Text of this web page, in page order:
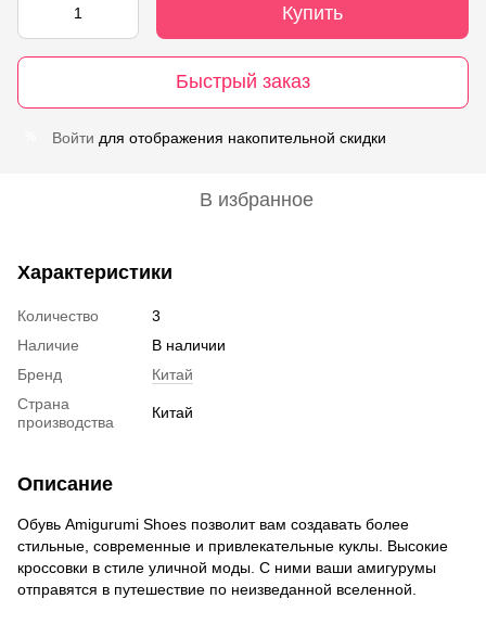
Купить
Быстрый заказ
Войти для отображения накопительной скидки
В избранное
Характеристики
Количество
3
Наличие
В наличии
Бренд
Китай
Страна
производства
Китай
Описание
Обувь Amigurumi Shoes позволит вам создавать более
стильные, современные и привлекательные куклы. Высокие
кроссовки в стиле уличной моды. С ними ваши амигурумы
отправятся в путешествие по неизведанной вселенной.